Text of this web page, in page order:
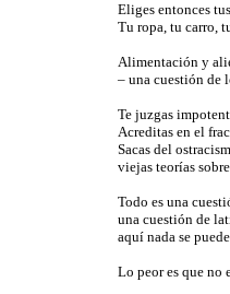
Eliges entonces
Tu ropa, tu carro,
Alimentación y
– una cuestión de
Te juzgas
Acreditas en el
Sacas del
viejas teorías
Todo es una
una cuestión de
aquí nada se
Lo peor es que no